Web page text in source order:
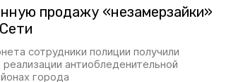
продажу «незамерзайки»
сотрудники полиции получили
антиобледенительной
города